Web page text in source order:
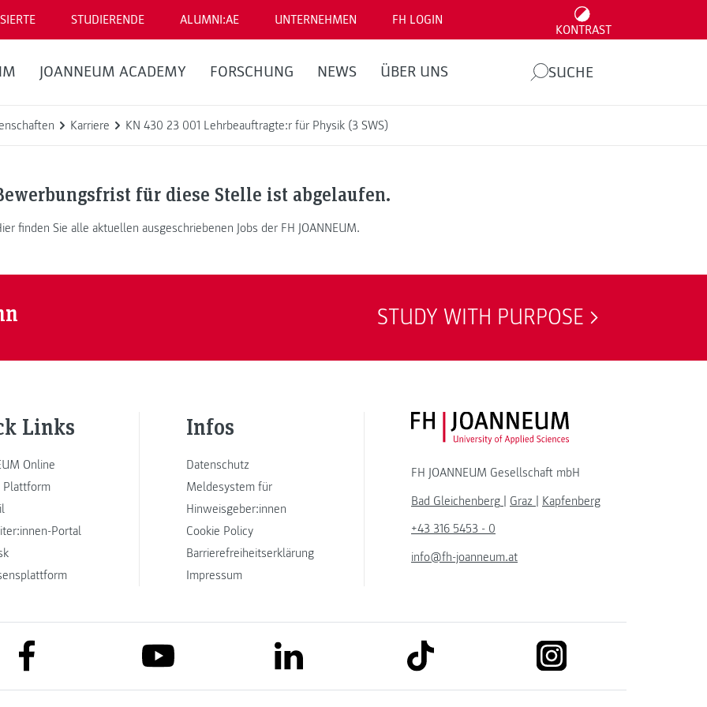
STUDIERENDE ALUMNI:AE UNTERNEHMEN FH LOGIN
KONTRAST
JOANNEUM ACADEMY FORSCHUNG NEWS ÜBER UNS SUCHE
Karriere KN 430 23 001 Lehrbeauftragte:r für Physik (3 SWS)
für diese Stelle ist abgelaufen.
finden Sie alle aktuellen ausgeschriebenen Jobs der FH JOANNEUM.
STUDY WITH PURPOSE
Links
Online
Portal
Infos
Datenschutz
Meldesystem für
Hinweisgeber:innen
Cookie Policy
Barrierefreiheitserklärung
Impressum
FH JOANNEUM Logo
FH JOANNEUM Gesellschaft mbH
Bad Gleichenberg | Graz | Kapfenberg
+43 316 5453 - 0
info@fh-joanneum.at
link to facebook link to youtube link to linkedin link to tiktok